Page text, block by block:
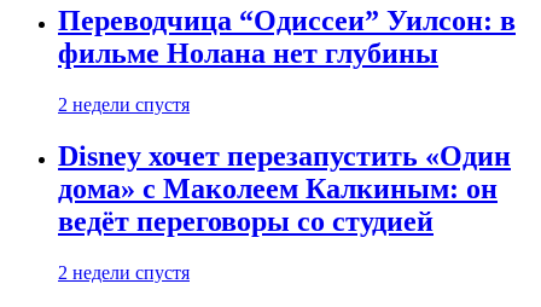
Переводчица “Одиссеи” Уилсон: в
фильме Нолана нет глубины
2 недели спустя
Disney хочет перезапустить «Один
дома» с Маколеем Калкиным: он
ведёт переговоры со студией
2 недели спустя